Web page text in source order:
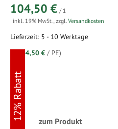
104,50 € / 1
inkl. 19% MwSt.,zzgl.Versandkosten
Lieferzeit: 5 - 10 Werktage
104,50 € / PE)
zum Produkt
12% Rabatt